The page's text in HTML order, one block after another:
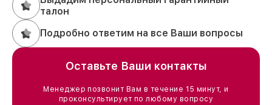
талон
Подробно ответим на все Ваши вопросы
Оставьте Ваши контакты
Менеджер позвонит Вам в течение 15 минут, и
проконсультирует по любому вопросу